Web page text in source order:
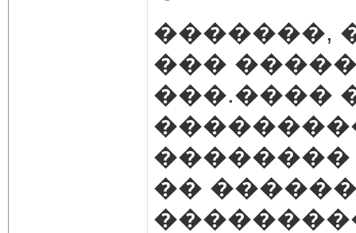
�������,
���
���.����
��������
��